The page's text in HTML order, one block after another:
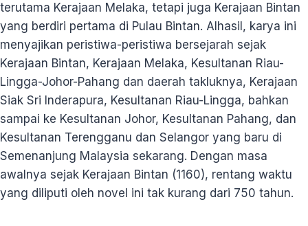
terutama Kerajaan Melaka, tetapi juga Kerajaan Bintan
yang berdiri pertama di Pulau Bintan. Alhasil, karya ini
menyajikan peristiwa-peristiwa bersejarah sejak
Kerajaan Bintan, Kerajaan Melaka, Kesultanan Riau-
Lingga-Johor-Pahang dan daerah takluknya, Kerajaan
Siak Sri Inderapura, Kesultanan Riau-Lingga, bahkan
sampai ke Kesultanan Johor, Kesultanan Pahang, dan
Kesultanan Terengganu dan Selangor yang baru di
Semenanjung Malaysia sekarang. Dengan masa
awalnya sejak Kerajaan Bintan (1160), rentang waktu
yang diliputi oleh novel ini tak kurang dari 750 tahun.